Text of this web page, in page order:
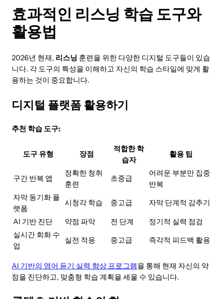
효과적인 리스닝 학습 도구와
활용법
2026년 현재, 리스닝 훈련을 위한 다양한 디지털 도구들이 있습
니다. 각 도구의 특성을 이해하고 자신의 학습 스타일에 맞게 활
용하는 것이 중요합니다.
디지털 플랫폼 활용하기
추천 학습 도구:
도구 유형 장점
적합한 학
습자
활용 팁
구간 반복 앱
정확한 청취
훈련
초중급
어려운 부분만 집중
반복
자막 동기화 플
랫폼
시청각 학습 중고급 자막 단계적 감추기
AI 기반 진단 약점 파악 전 단계
정기적 실력 점검
실시간 회화 수
업
실전 적응 중고급 즉각적 피드백 활용
AI 기반의 영어 듣기 실력 향상 프로그램을 통해 현재 자신의 약
점을 진단하고, 맞춤형 학습 계획을 세울 수 있습니다.